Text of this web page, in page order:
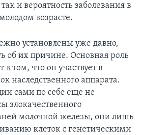
и вероятность заболевания в
возрасте.
установлены уже давно,
об их причине. Основная роль
в том, что он участвует в
наследственного аппарата.
сами по себе еще не
злокачественного
молочной железы, они лишь
клеток с генетическими